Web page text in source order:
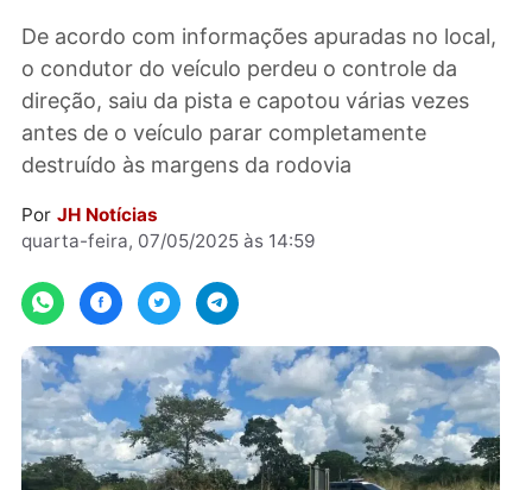
De acordo com informações apuradas no
o condutor do veículo perdeu o controle da
direção, saiu da pista e capotou várias vezes
antes de o veículo parar completamente
destruído às margens da rodovia
quarta-feira, 07/05/2025 às 14:59